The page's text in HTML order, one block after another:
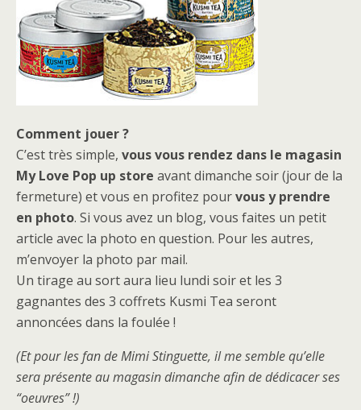
Comment jouer ?
C’est très simple, vous vous rendez dans le magasin
My Love Pop up store avant dimanche soir (jour de la
fermeture) et vous en profitez pourvous y prendre
en photo. Si vous avez un blog, vous faites un petit
article avec la photo en question. Pour les autres,
m’envoyer la photo par mail.
Un tirage au sort aura lieu lundi soir et les 3
gagnantes des 3 coffrets Kusmi Tea seront
annoncées dans la foulée !
(Et pour les fan de Mimi Stinguette, il me semble qu’elle
sera présente au magasin dimanche afin de dédicacer ses
“oeuvres” !)